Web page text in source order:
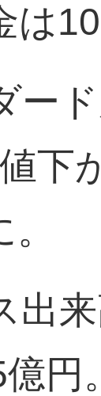
は
ー
下
出
円